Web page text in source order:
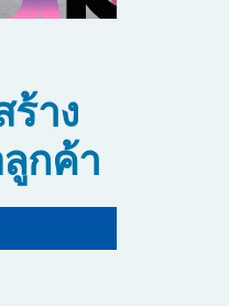
าง
กค้า